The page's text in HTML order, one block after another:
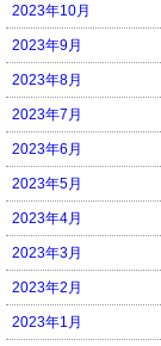
2023年10月
2023年9月
2023年8月
2023年7月
2023年6月
2023年5月
2023年4月
2023年3月
2023年2月
2023年1月